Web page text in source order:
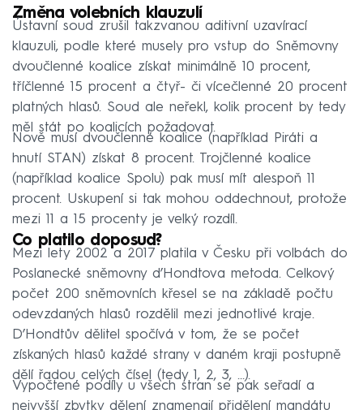
Změna volebních klauzulí
Ústavní soud zrušil takzvanou aditivní uzavírací
klauzuli, podle které musely pro vstup do Sněmovny
dvoučlenné koalice získat minimálně 10 procent,
tříčlenné 15 procent a čtyř- či vícečlenné 20 procent
platných hlasů. Soud ale neřekl, kolik procent by tedy
měl stát po koalicích požadovat.
Nově musí dvoučlenné koalice (například Piráti a
hnutí STAN) získat 8 procent. Trojčlenné koalice
(například koalice Spolu) pak musí mít alespoň 11
procent. Uskupení si tak mohou oddechnout, protože
mezi 11 a 15 procenty je velký rozdíl.
Co platilo doposud?
Mezi lety 2002 a 2017 platila v Česku při volbách do
Poslanecké sněmovny d’Hondtova metoda. Celkový
počet 200 sněmovních křesel se na základě počtu
odevzdaných hlasů rozdělil mezi jednotlivé kraje.
D’Hondtův dělitel spočívá v tom, že se počet
získaných hlasů každé strany v daném kraji postupně
dělí řadou celých čísel (tedy 1, 2, 3, …).
Vypočtené podíly u všech stran se pak seřadí a
nejvyšší zbytky dělení znamenají přidělení mandátu